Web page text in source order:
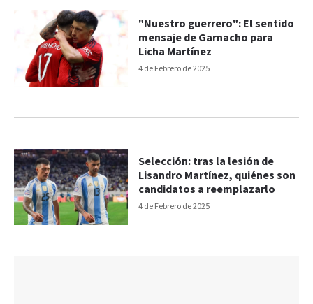
4 de Febrero de 2025
"Nuestro guerrero": El sentido
mensaje de Garnacho para
Licha Martínez
4 de Febrero de 2025
Selección: tras la lesión de
Lisandro Martínez, quiénes son
candidatos a reemplazarlo